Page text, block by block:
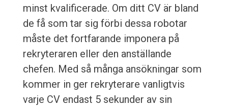
minst kvalificerade. Om ditt CV är bland
de få som tar sig förbi dessa robotar
måste det fortfarande imponera på
rekryteraren eller den anställande
chefen. Med så många ansökningar som
kommer in ger rekryterare vanligtvis
varje CV endast 5 sekunder av sin